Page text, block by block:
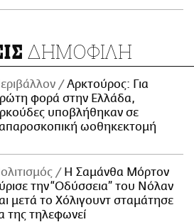
ΔΗΜΟΦΙΛΗ
Αρκτούρος: Για
φορά στην Ελλάδα,
υποβλήθηκαν σε
ωοθηκεκτομή
Η Σαμάνθα Μόρτον
την “Οδύσσεια” του Νόλαν
μετά το Χόλιγουντ σταμάτησε
της τηλεφωνεί